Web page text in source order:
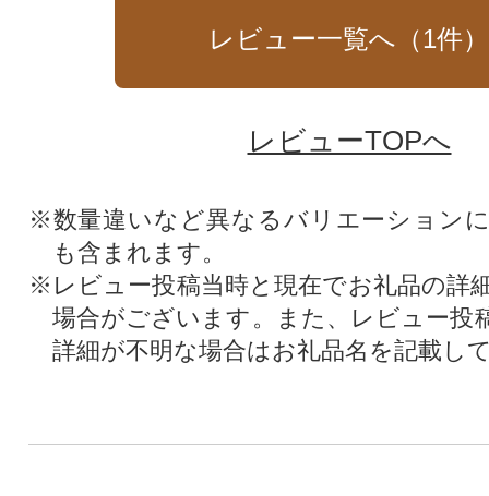
レビュー一覧へ（1件）
レビューTOPへ
※数量違いなど異なるバリエーション
も含まれます。
※レビュー投稿当時と現在でお礼品の詳
場合がございます。また、レビュー投
詳細が不明な場合はお礼品名を記載し